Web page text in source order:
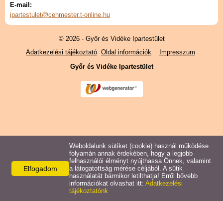
E-mail:
ipartestulet@cehmester.t-online.hu
© 2026 - Győr és Vidéke Ipartestület
Adatkezelési tájékoztató Oldal információk
Impresszum
Győr és Vidéke Ipartestület
Elfogadom
Weboldalunk sütiket (cookie) használ működése
folyamán annak érdekében, hogy a legjobb
felhasználói élményt nyújthassa Önnek, valamint
a látogatottság mérése céljából. A sütik
használatát bármikor letilthatja! Erről bővebb
információkat olvashat itt: Adatkezelési
tájékoztatónk